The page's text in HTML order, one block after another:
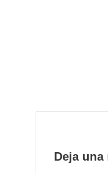
Deja una